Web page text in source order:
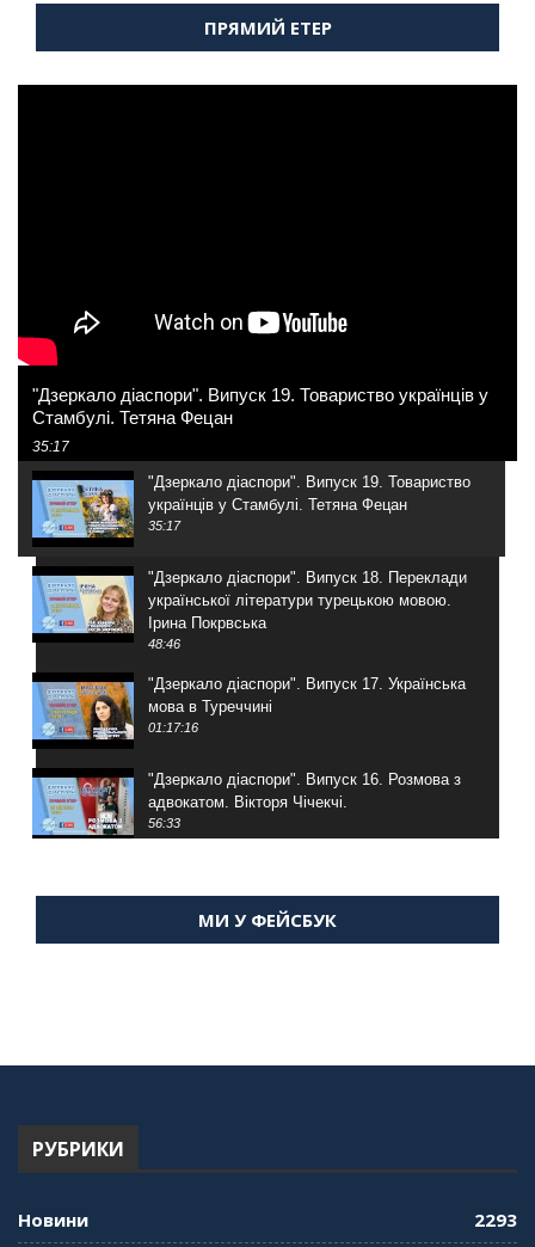
ПРЯМИЙ ЕТЕР
"Дзеркало діаспори". Випуск 19. Товариство українців у
Стамбулі. Тетяна Фецан
35:17
"Дзеркало діаспори". Випуск 19. Товариство
українців у Стамбулі. Тетяна Фецан
35:17
"Дзеркало діаспори". Випуск 18. Переклади
української літератури турецькою мовою.
Ірина Покрвська
48:46
"Дзеркало діаспори". Випуск 17. Українська
мова в Туреччині
01:17:16
"Дзеркало діаспори". Випуск 16. Розмова з
адвокатом. Вікторя Чічекчі.
56:33
Мухарський про життя в Туреччині
"Дзеркало діаспори". Випуск 13. МУШ в
МИ У ФЕЙСБУК
РУБРИКИ
Новини
2293